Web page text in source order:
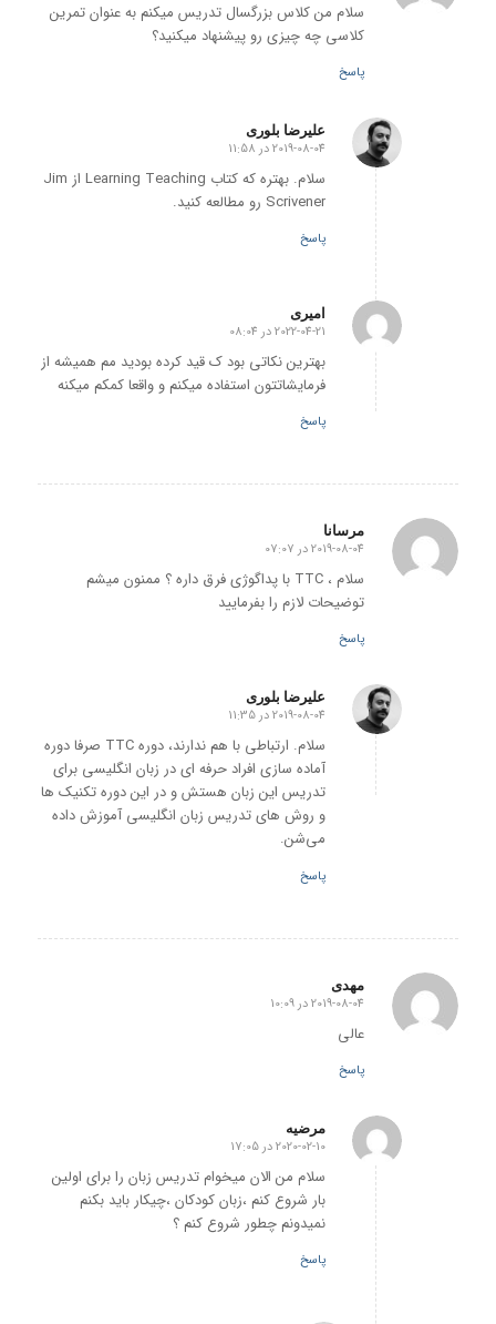
سلام من کلاس بزرگسال تدریس میکنم به عنوان تمرین
کلاسی چه چیزی رو پیشنهاد میکنید؟
پاسخ
علیرضا بلوری
گفته:
2019-08-04 در 11:58
سلام. بهتره که کتاب Learning Teaching از Jim
Scrivener رو مطالعه کنید.
پاسخ
امیری
گفته:
2022-04-21 در 08:04
بهترین نکاتی بود ک قید کرده بودید مم همیشه از
فرمایشاتتون استفاده میکنم و واقعا کمکم میکنه
پاسخ
مرسانا
گفته:
2019-08-04 در 07:07
سلام ، TTC با پداگوژی فرق داره ؟ ممنون میشم
توضیحات لازم را بفرمایید
پاسخ
علیرضا بلوری
گفته:
2019-08-04 در 11:35
سلام. ارتباطی با هم ندارند، دوره TTC صرفا دوره
آماده سازی افراد حرفه ای در زبان انگلیسی برای
تدریس این زبان هستش و در این دوره تکنیک ها
و روش های تدریس زبان انگلیسی آموزش داده
می‌شن.
پاسخ
مهدی
گفته:
2019-08-04 در 10:09
عالی
پاسخ
مرضیه
گفته:
2020-02-10 در 17:05
سلام من الان میخوام تدریس زبان را برای اولین
بار شروع کنم ،زبان کودکان ،چیکار باید بکنم
نمیدونم چطور شروع کنم ؟
پاسخ